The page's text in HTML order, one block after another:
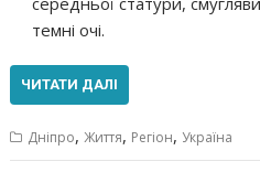
темні очі.
ЧИТАТИ ДАЛІ
Дніпро,Життя, Регіон,Україна